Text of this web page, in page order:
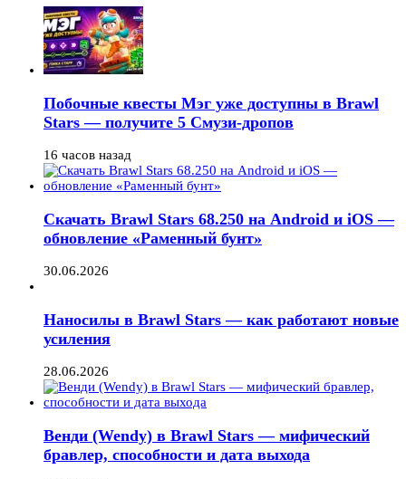
Побочные квесты Мэг уже доступны в Brawl
Stars — получите 5 Смузи-дропов
16 часов назад
Скачать Brawl Stars 68.250 на Android и iOS —
обновление «Раменный бунт»
30.06.2026
Наносилы в Brawl Stars — как работают новые
усиления
28.06.2026
Венди (Wendy) в Brawl Stars — мифический
бравлер, способности и дата выхода